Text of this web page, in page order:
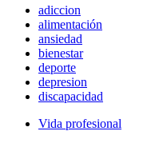
adiccion
alimentación
ansiedad
bienestar
deporte
depresion
discapacidad
Vida profesional